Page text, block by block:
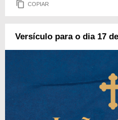
COPIAR
Versículo para o dia 17